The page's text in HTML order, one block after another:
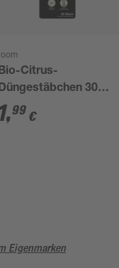
Citrus-
30
Stück
1,99 €
Eigenmarken